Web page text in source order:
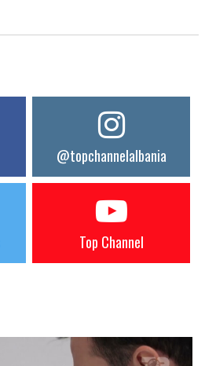
@topchannelalbania
Top Channel